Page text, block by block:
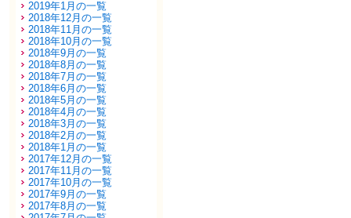
2019年1月の一覧
2018年12月の一覧
2018年11月の一覧
2018年10月の一覧
2018年9月の一覧
2018年8月の一覧
2018年7月の一覧
2018年6月の一覧
2018年5月の一覧
2018年4月の一覧
2018年3月の一覧
2018年2月の一覧
2018年1月の一覧
2017年12月の一覧
2017年11月の一覧
2017年10月の一覧
2017年9月の一覧
2017年8月の一覧